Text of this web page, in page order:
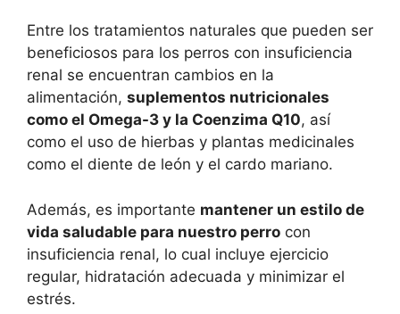
Entre los tratamientos naturales que pueden ser
beneficiosos para los perros con insuficiencia
renal se encuentran cambios en la
alimentación, suplementos nutricionales
como el Omega-3 y la Coenzima Q10, así
como el uso de hierbas y plantas medicinales
como el diente de león y el cardo mariano.
Además, es importante mantener un estilo de
vida saludable para nuestro perro con
insuficiencia renal, lo cual incluye ejercicio
regular, hidratación adecuada y minimizar el
estrés.